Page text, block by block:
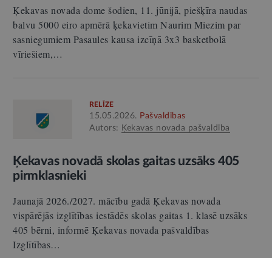
Ķekavas novada dome šodien, 11. jūnijā, piešķīra naudas
balvu 5000 eiro apmērā ķekavietim Naurim Miezim par
sasniegumiem Pasaules kausa izcīņā 3x3 basketbolā
vīriešiem,…
RELĪZE
15.05.2026. Pašvaldības
Autors:
Ķekavas novada pašvaldība
Ķekavas novadā skolas gaitas uzsāks 405
pirmklasnieki
Jaunajā 2026./2027. mācību gadā Ķekavas novada
vispārējās izglītības iestādēs skolas gaitas 1. klasē uzsāks
405 bērni, informē Ķekavas novada pašvaldības
Izglītības…